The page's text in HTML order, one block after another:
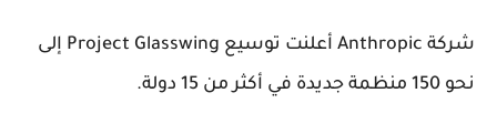
شركة Anthropic أعلنت توسيع Project Glasswing إلى
نحو 150 منظمة جديدة في أكثر من 15 دولة.